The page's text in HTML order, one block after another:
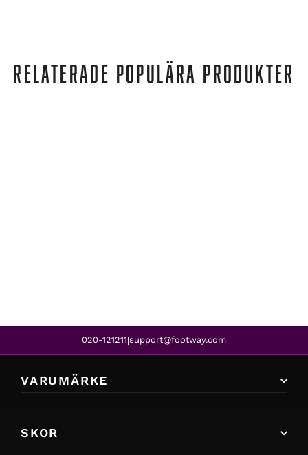
RELATERADE POPULÄRA PRODUKTER
020-121211|support@footway.com
VARUMÄRKE
SKOR